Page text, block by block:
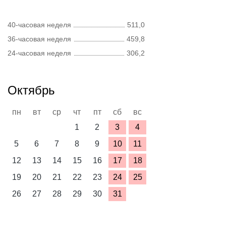
40-часовая неделя
511,0
36-часовая неделя
459,8
24-часовая неделя
306,2
Октябрь
пн вт ср чт пт сб
вс
1
2 3
4
5
6 7 8 9 10
11
12
13 14 15 16 17
18
19
20 21 22 23 24
25
26
27 28 29 30 31